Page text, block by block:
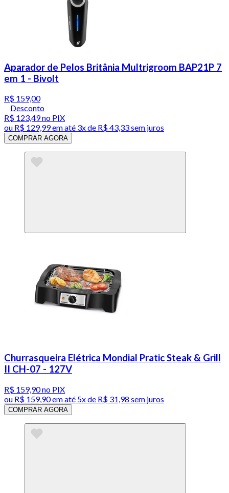
Aparador de Pelos Britânia Multrigroom BAP21P 7
em 1 - Bivolt
R$ 159,00
Desconto
R$ 123,49no PIX
ou R$ 129,99em até 3x de R$ 43,33 sem juros
COMPRAR AGORA
Churrasqueira Elétrica Mondial Pratic Steak & Grill
II CH-07 - 127V
R$ 159,90no PIX
ou R$ 159,90em até 5x de R$ 31,98 sem juros
COMPRAR AGORA